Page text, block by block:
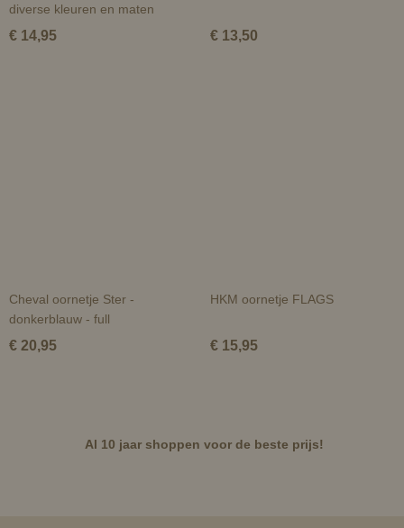
diverse kleuren en maten
€ 14,95 € 13,50
Cheval oornetje Ster -
donkerblauw - full
€ 20,95
HKM oornetje FLAGS
€ 15,95
Al 10 jaar shoppen voor de beste prijs!